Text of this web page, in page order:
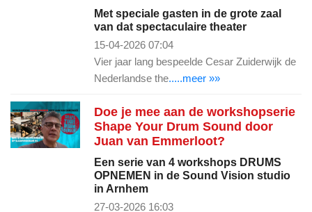
Met speciale gasten in de grote zaal
van dat spectaculaire theater
15-04-2026 07:04
Vier jaar lang bespeelde Cesar Zuiderwijk de
Nederlandse the.....meer »»
Doe je mee aan de workshopserie
Shape Your Drum Sound door
Juan van Emmerloot?
Een serie van 4 workshops DRUMS
OPNEMEN in de Sound Vision studio
in Arnhem
27-03-2026 16:03